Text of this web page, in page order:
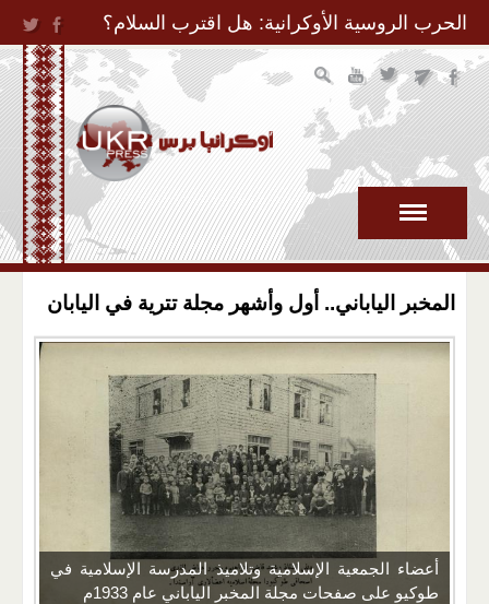
Jump to Navigation
الحرب الروسية الأوكرانية: هل اقترب السلام؟
المخبر الياباني.. أول وأشهر مجلة تترية في اليابان
أعضاء الجمعية الإسلامية وتلاميذ المدرسة الإسلامية في
طوكيو على صفحات مجلة المخبر الياباني عام 1933م